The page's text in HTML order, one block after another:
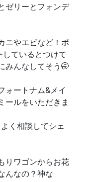
ゼリーとフォンデ
ニやエビなど！ポ
ているとつけて
みんなしてそう🤭
ォートナム&メイ
ールをいただきま
く相談してシェ
りワゴンからお花
んなの？神な